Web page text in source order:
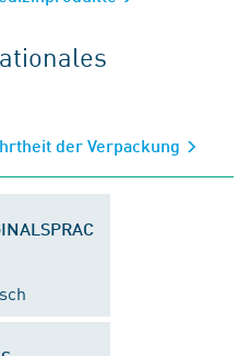
der Verpackung